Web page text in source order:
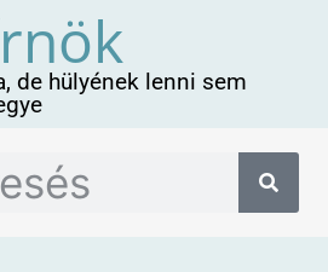
de hülyének lenni sem